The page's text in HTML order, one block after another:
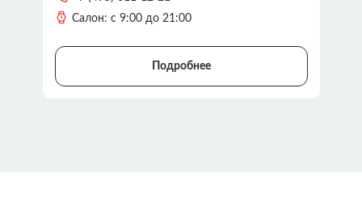
Салон: с 9:00 до 21:00
Подробнее